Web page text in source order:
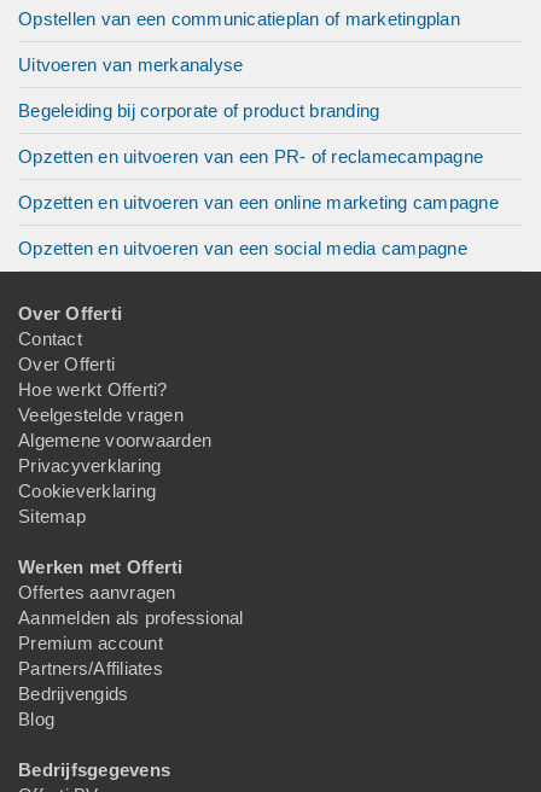
Opstellen van een communicatieplan of marketingplan
Uitvoeren van merkanalyse
Begeleiding bij corporate of product branding
Opzetten en uitvoeren van een PR- of reclamecampagne
Opzetten en uitvoeren van een online marketing campagne
Opzetten en uitvoeren van een social media campagne
Over Offerti
Contact
Over Offerti
Hoe werkt Offerti?
Veelgestelde vragen
Algemene voorwaarden
Privacyverklaring
Cookieverklaring
Sitemap
Werken met Offerti
Offertes aanvragen
Aanmelden als professional
Premium account
Partners/Affiliates
Bedrijvengids
Blog
Bedrijfsgegevens